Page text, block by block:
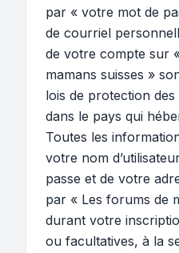
par « votre mot de
de courriel
de votre compte sur
mamans suisses »
lois de protection
dans le pays qui
Toutes les
votre nom
passe et de votre
par « Les forums de
durant votre
ou facultatives, à la